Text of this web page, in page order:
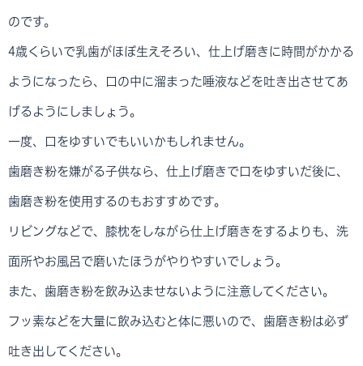
のです。
4歳くらいで乳歯がほぼ生えそろい、仕上げ磨きに時間がかかる
ようになったら、口の中に溜まった唾液などを吐き出させてあ
げるようにしましょう。
一度、口をゆすいでもいいかもしれません。
歯磨き粉を嫌がる子供なら、仕上げ磨きで口をゆすいだ後に、
歯磨き粉を使用するのもおすすめです。
リビングなどで、膝枕をしながら仕上げ磨きをするよりも、洗
面所やお風呂で磨いたほうがやりやすいでしょう。
また、歯磨き粉を飲み込ませないように注意してください。
フッ素などを大量に飲み込むと体に悪いので、歯磨き粉は必ず
吐き出してください。